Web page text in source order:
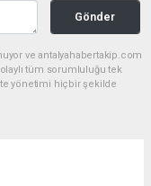
Gönder
ve antalyahabertakip.com
tüm sorumluluğu tek
yönetimi hiçbir şekilde